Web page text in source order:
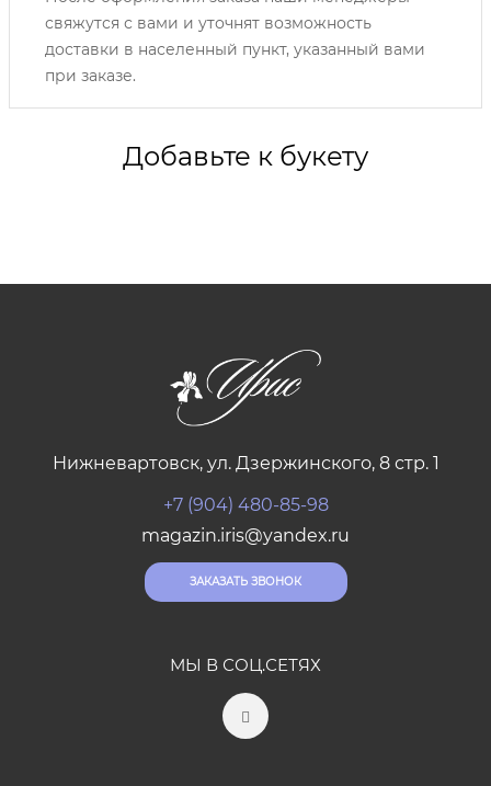
свяжутся с вами и уточнят возможность
доставки в населенный пункт, указанный вами
при заказе.
Добавьте к букету
Нижневартовск, ул. Дзержинского, 8 стр. 1
+7 (904) 480-85-98
magazin.iris@yandex.ru
ЗАКАЗАТЬ ЗВОНОК
МЫ В СОЦ.СЕТЯХ